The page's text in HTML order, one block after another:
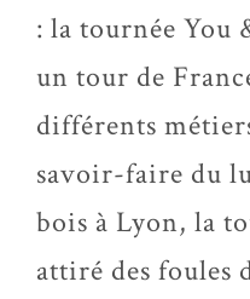
: la tournée You
un tour de
différents
savoir-faire du
bois à Lyon, la
attiré des foules